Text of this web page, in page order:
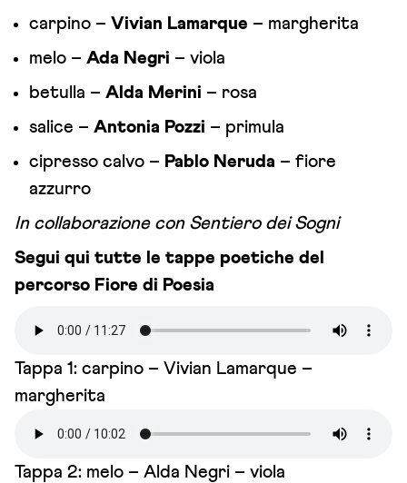
carpino – Vivian Lamarque – margherita
melo – Ada Negri – viola
betulla – Alda Merini – rosa
salice – Antonia Pozzi – primula
cipresso calvo – Pablo Neruda – fiore
azzurro
In collaborazione con Sentiero dei Sogni
Segui qui tutte le tappe poetiche del
percorso Fiore di Poesia
Tappa 1: carpino – Vivian Lamarque –
margherita
Tappa 2: melo – Alda Negri – viola